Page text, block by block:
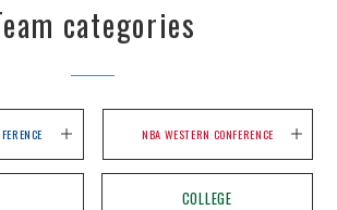
categories
NBA WESTERN CONFERENCE
COLLEGE